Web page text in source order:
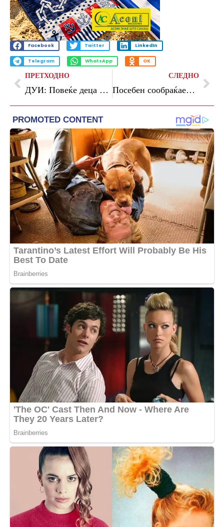
Facebook Twitter LinkedIn
Telegram WhatsApp OK
ПРЕТХОДНО
ДУИ: Повеќе деца ги загубиле своите животи во последните шест месеци отколку во изминатите години
СЛЕДНО
Посебен сообраќаен режим во Скопје за Водици